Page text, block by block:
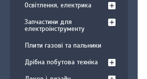
Освітлення, електрика
Запчастини для
електроінструменту
Плити газові та пальники
Дрібна побутова техніка